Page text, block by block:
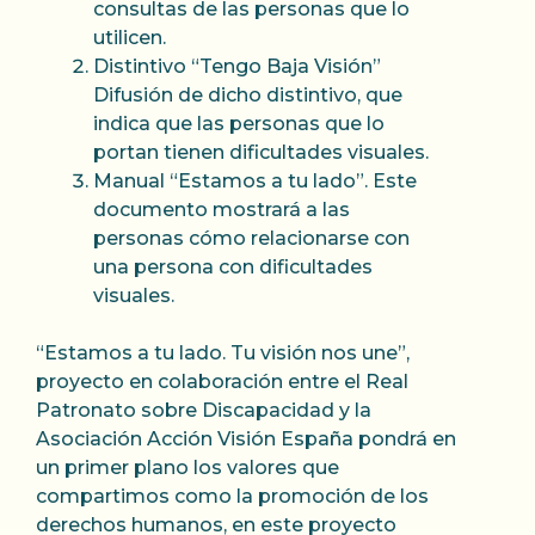
this casino offers an unparalleled gaming
experience.
Indulge in a wide array of thrilling games,
from classic table games like blackjack and
roulette to the latest and most innovative
slot machines. The luxury casino arena
boasts a meticulously curated selection of
games from renowned software providers,
ensuring that every spin or card dealt is filled
with anticipation. Whether you’re a
looking to try your luck, this casino offers a
welcoming and inclusive atmosphere for all.
So why wait? Join the elite and experience
the thrill of epic wins that await you in the
luxury casino arena!
consultas de las personas que lo
utilicen.
Distintivo “Tengo Baja Visión”
Difusión de dicho distintivo, que
indica que las personas que lo
portan tienen dificultades visuales.
Manual “Estamos a tu lado”. Este
documento mostrará a las
personas cómo relacionarse con
una persona con dificultades
visuales.
“Estamos a tu lado. Tu visión nos une”,
proyecto en colaboración entre el Real
Patronato sobre Discapacidad y la
Asociación Acción Visión España pondrá en
un primer plano los valores que
compartimos como la promoción de los
derechos humanos, en este proyecto